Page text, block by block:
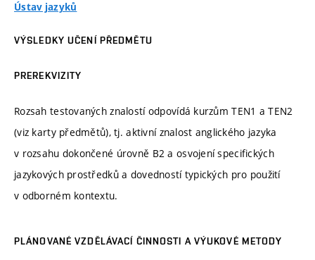
Ústav jazyků
VÝSLEDKY UČENÍ PŘEDMĚTU
PREREKVIZITY
Rozsah testovaných znalostí odpovídá kurzům TEN1 a TEN2
(viz karty předmětů), tj. aktivní znalost anglického jazyka
v rozsahu dokončené úrovně B2 a osvojení specifických
jazykových prostředků a dovedností typických pro použití
v odborném kontextu.
PLÁNOVANÉ VZDĚLÁVACÍ ČINNOSTI A VÝUKOVÉ METODY